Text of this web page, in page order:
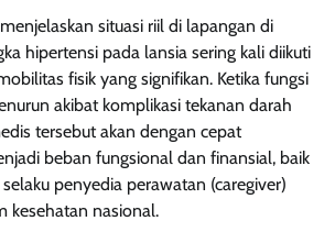
situasi riil di lapangan di
hipertensi pada lansia sering kali diikuti
fisik yang signifikan. Ketika fungsi
akibat komplikasi tekanan darah
tersebut akan dengan cepat
beban fungsional dan finansial, baik
penyedia perawatan (caregiver)
kesehatan nasional.